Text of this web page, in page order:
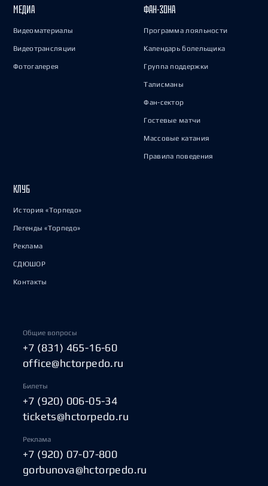
МЕДИА
Видеоматериалы
Видеотрансляции
Фотогалерея
ФАН-ЗОНА
Программа лояльности
Календарь болельщика
Группа поддержки
Талисманы
Фан-сектор
Гостевые матчи
Массовые катания
Правила поведения
КЛУБ
История «Торпедо»
Легенды «Торпедо»
Реклама
СДЮШОР
Контакты
Общие вопросы
+7 (831) 465-16-60
office@hctorpedo.ru
Билеты
+7 (920) 006-05-34
tickets@hctorpedo.ru
Реклама
+7 (920) 07-07-800
gorbunova@hctorpedo.ru